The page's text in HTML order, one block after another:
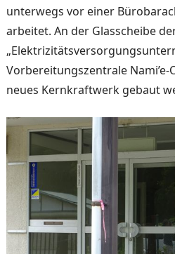
unter­wegs vor einer
arbeitet. An der Glasscheibe
Vorberei­tungszentrale Nami’e-
neues Kern­kraftwerk gebaut